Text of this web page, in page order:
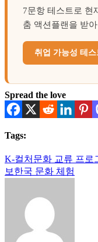
7문항 테스트로 현
춤 액션플랜을 받
취업 가능성 테스
Spread the love
Tags:
K-컬처 문화 교류 프로
보 한국 문화 체험